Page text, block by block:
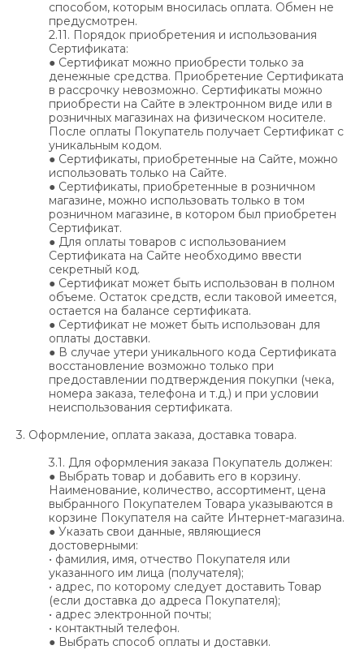
способом, которым вносилась оплата. Обмен не
предусмотрен.
2.11. Порядок приобретения и использования
Сертификата:
● Сертификат можно приобрести только за
денежные средства. Приобретение Сертификата
в рассрочку невозможно. Сертификаты можно
приобрести на Сайте в электронном виде или в
розничных магазинах на физическом носителе.
После оплаты Покупатель получает Сертификат с
уникальным кодом.
● Сертификаты, приобретенные на Сайте, можно
использовать только на Сайте.
● Сертификаты, приобретенные в розничном
магазине, можно использовать только в том
розничном магазине, в котором был приобретен
Сертификат.
● Для оплаты товаров с использованием
Сертификата на Сайте необходимо ввести
секретный код.
● Сертификат может быть использован в полном
объеме. Остаток средств, если таковой имеется,
остается на балансе сертификата.
● Сертификат не может быть использован для
оплаты доставки.
● В случае утери уникального кода Сертификата
восстановление возможно только при
предоставлении подтверждения покупки (чека,
номера заказа, телефона и т.д.) и при условии
неиспользования сертификата.
3. Оформление, оплата заказа, доставка товара.
3.1. Для оформления заказа Покупатель должен:
● Выбрать товар и добавить его в корзину.
Наименование, количество, ассортимент, цена
выбранного Покупателем Товара указываются в
корзине Покупателя на сайте Интернет-магазина.
● Указать свои данные, являющиеся
достоверными:
• фамилия, имя, отчество Покупателя или
указанного им лица (получателя);
• адрес, по которому следует доставить Товар
(если доставка до адреса Покупателя);
• адрес электронной почты;
• контактный телефон.
● Выбрать способ оплаты и доставки.